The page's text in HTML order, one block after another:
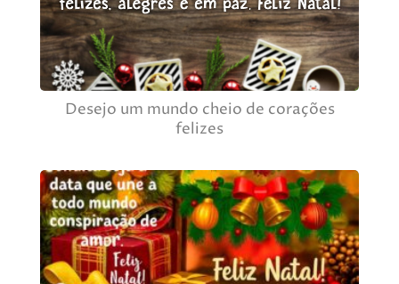
Desejo um mundo cheio de corações
felizes